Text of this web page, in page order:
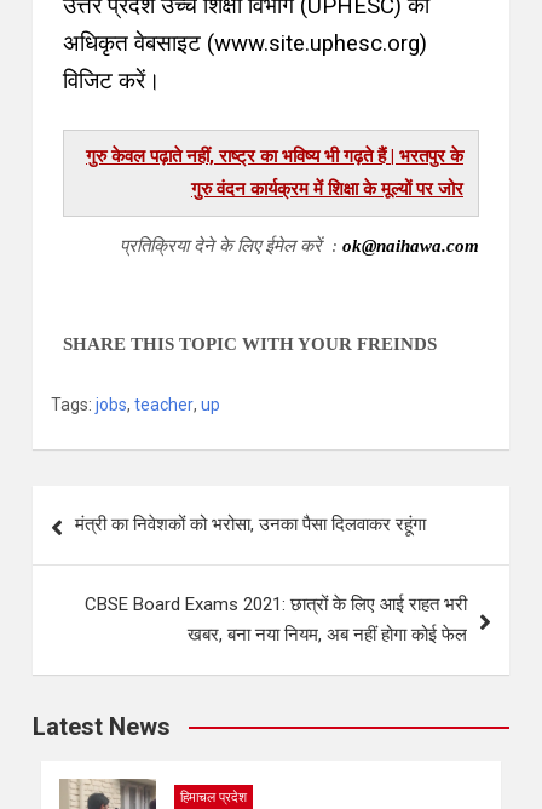
उत्तर प्रदेश उच्च शिक्षा विभाग (UPHESC) की
अधिकृत वेबसाइट (www.site.uphesc.org)
विजिट करें।
गुरु केवल पढ़ाते नहीं, राष्ट्र का भविष्य भी गढ़ते हैं | भरतपुर के
गुरु वंदन कार्यक्रम में शिक्षा के मूल्यों पर जोर
प्रतिक्रिया देने के लिए ईमेल करें : ok@naihawa.com
SHARE THIS TOPIC WITH YOUR FREINDS
Tags: jobs, teacher, up
मंत्री का निवेशकों को भरोसा, उनका पैसा दिलवाकर रहूंगा
CBSE Board Exams 2021: छात्रों के लिए आई राहत भरी
खबर, बना नया नियम, अब नहीं होगा कोई फेल
Latest News
हिमाचल प्रदेश